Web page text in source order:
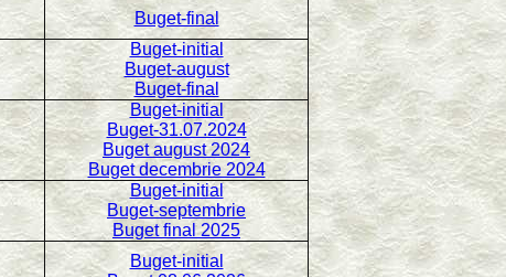
Buget-final
Buget-initial
Buget-august
Buget-final
Buget-initial
Buget-31.07.2024
Buget august 2024
Buget decembrie 2024
Buget-initial
Buget-septembrie
Buget final 2025
Buget-initial